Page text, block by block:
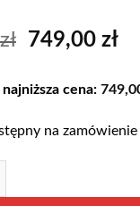
zł Pierwotna
wynosiła:
749,00zł
cena:
na zamówienie
9 podświetlana komoda